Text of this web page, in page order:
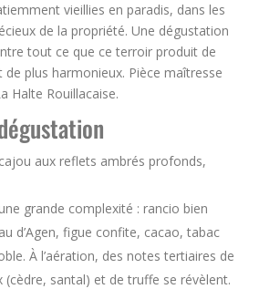
vieillies en paradis, dans les
de la propriété. Une dégustation
tout ce que ce terroir produit de
plus harmonieux. Pièce maîtresse
Halte Rouillacaise.
aux reflets ambrés profonds,
grande complexité : rancio bien
d’Agen, figue confite, cacao, tabac
À l’aération, des notes tertiaires de
(cèdre, santal) et de truffe se révèlent.